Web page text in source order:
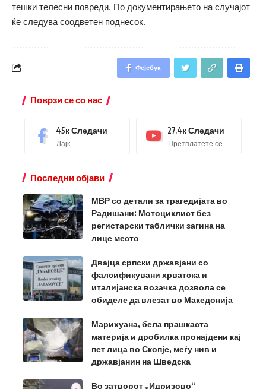
тешки телесни повреди. По документирањето на случајот
ќе следува соодветен поднесок.
Фејсбук
Поврзи се со нас
45кСледачи
Лајк
27.4кСледачи
Претплатете се
Последни објави
МВР со детали за трагедијата во
Радишани: Мотоциклист без
регистарски таблички загина на
лице место
Двајца српски државјани со
фалсификувани хрватска и
италијанска возачка дозвола се
обиделе да влезат во Македонија
Марихуана, бела прашкаста
материја и дробилка пронајдени кај
пет лица во Скопје, меѓу нив и
државјанин на Шведска
Во затворот „Идризово“